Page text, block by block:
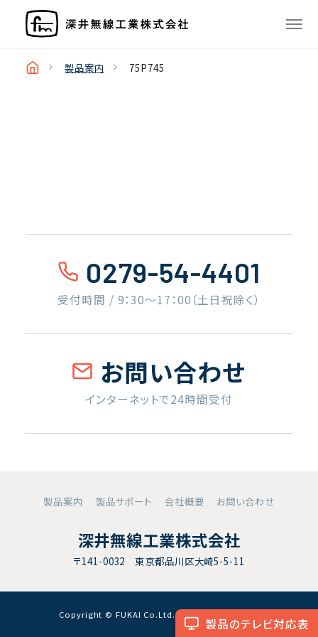
製品のテレビ対応表
製品案内 75P745
0279-54-4401
受付時間 / 9：30〜17：00（土日祝除く）
お問い合わせ
インターネットで24時間受付
製品案内 製品サポート 会社概要 お問い合わせ
深井無線工業株式会社
〒141-0032 東京都品川区大崎5-5-11
Copyright © FUKAI Co.Ltd. All RightsReserved.